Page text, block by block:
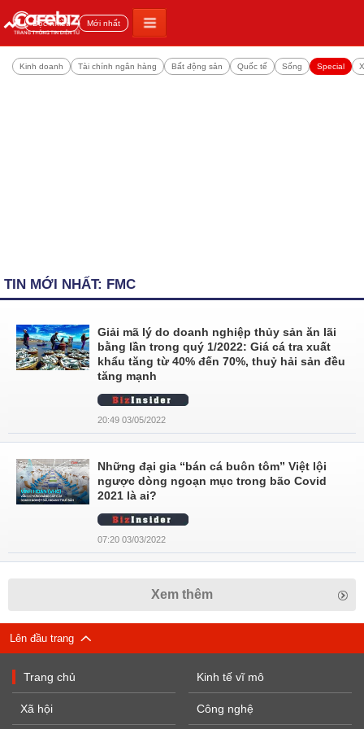
Đọc nhiều Mới nhất
Kinh doanh Tài chính ngân hàng Bất động sản Quốc tế Sống Special
TIN MỚI NHẤT: FMC
Giải mã lý do doanh nghiệp thủy sản ăn lãi
bằng lần trong quý 1/2022: Giá cá tra xuất
khẩu tăng từ 40% đến 70%, thuỷ hải sản đều
tăng mạnh
20:49 03/05/2022
Những đại gia “bán cá buôn tôm” Việt lội
ngược dòng ngoạn mục trong bão Covid
2021 là ai?
07:20 03/03/2022
Xem thêm
Lên đầu trang
Trang chủ
Xã hội
Kinh tế vĩ mô
Công nghệ